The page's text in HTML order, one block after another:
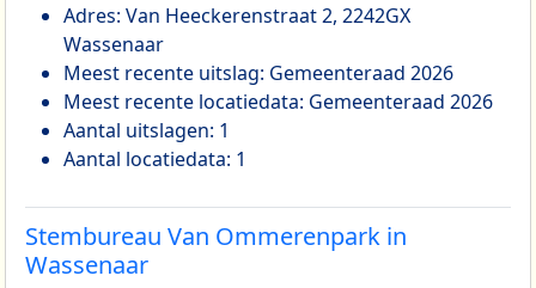
Adres: Van Heeckerenstraat 2, 2242GX
Wassenaar
Meest recente uitslag: Gemeenteraad 2026
Meest recente locatiedata: Gemeenteraad 2026
Aantal uitslagen: 1
Aantal locatiedata: 1
Stembureau Van Ommerenpark in
Wassenaar